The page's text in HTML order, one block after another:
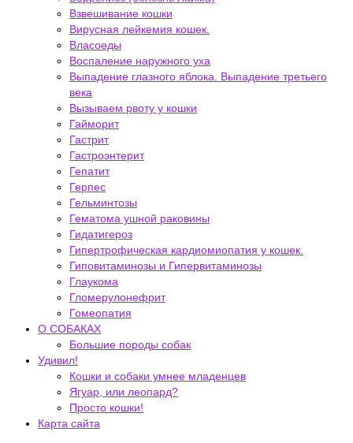
Взвешивание кошки
Вирусная лейкемия кошек.
Власоеды
Воспаление наружного уха
Выпадение глазного яблока. Выпадение третьего
века
Вызываем рвоту у кошки
Гайморит
Гастрит
Гастроэнтерит
Гепатит
Герпес
Гельминтозы
Гематома ушной раковины
Гидатигероз
Гипертрофическая кардиомиопатия у кошек.
Гиповитаминозы и Гипервитаминозы
Глаукома
Гломерулонефрит
Гомеопатия
О СОБАКАХ
Большие породы собак
Удивил!
Кошки и собаки умнее младенцев
Ягуар, или леопард?
Просто кошки!
Карта сайта